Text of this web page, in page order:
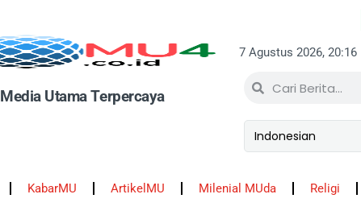
Media Utama Terpercaya
7 Agustus 2026, 20:16
KabarMU ArtikelMU Milenial MUda Religi